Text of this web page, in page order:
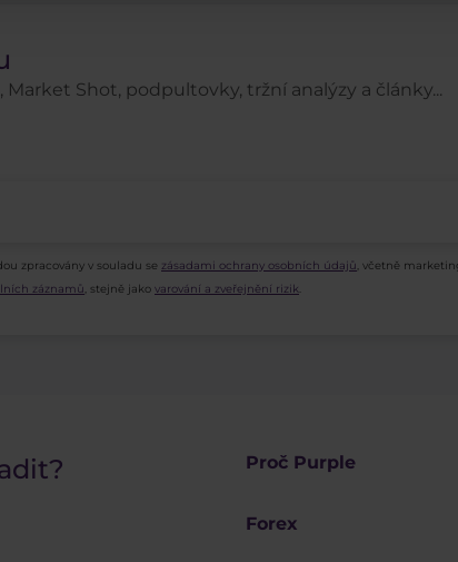
Shot, podpultovky, tržní analýzy a články...
zpracovány v souladu se zásadami ochrany osobních údajů, včetně
záznamů, stejně jako varování a zveřejnění rizik.
Proč Purple
Forex